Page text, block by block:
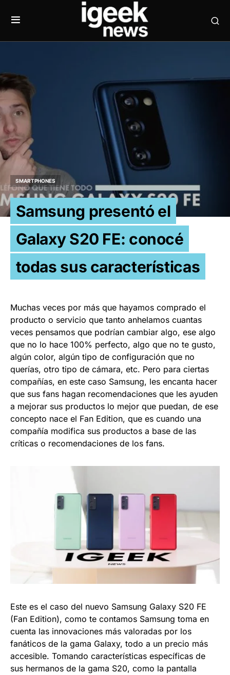
SMARTPHONES
Samsung presentó el
Galaxy S20 FE: conocé
todas sus características
Muchas veces por más que hayamos comprado el
producto o servicio que tanto anhelamos cuantas
veces pensamos que podrían cambiar algo, ese algo
que no lo hace 100% perfecto, algo que no te gusto,
algún color, algún tipo de configuración que no
querías, otro tipo de cámara, etc. Pero para ciertas
compañías, en este caso Samsung, les encanta hacer
que sus fans hagan recomendaciones que les ayuden
a mejorar sus productos lo mejor que puedan, de ese
concepto nace el Fan Edition, que es cuando una
compañía modifica sus productos a base de las
críticas o recomendaciones de los fans.
Este es el caso del nuevo Samsung Galaxy S20 FE
(Fan Edition), como te contamos Samsung toma en
cuenta las innovaciones más valoradas por los
fanáticos de la gama Galaxy, todo a un precio más
accesible. Tomando características específicas de
sus hermanos de la gama S20, como la pantalla